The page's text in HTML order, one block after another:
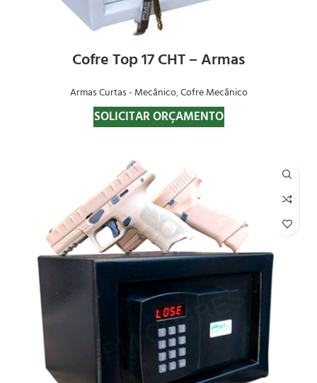
Cofre Top 17 CHT – Armas
Armas Curtas - Mecânico,Cofre Mecânico
SOLICITAR ORÇAMENTO